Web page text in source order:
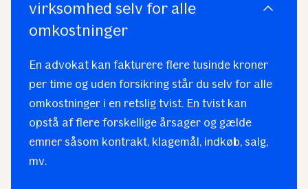
virksomhed selv for alle
omkostninger
En advokat kan fakturere flere tusinde kroner
per time og uden forsikring står du selv for alle
omkostninger i en retslig tvist. En tvist kan
opstå af flere forskellige årsager og gælde
emner såsom kontrakt, klagemål, indkøb, salg,
mv.